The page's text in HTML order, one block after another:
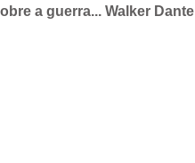
a guerra... Walker Dante -